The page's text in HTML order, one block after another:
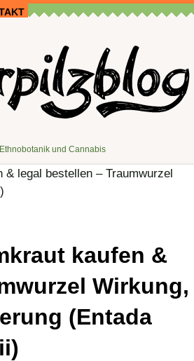
und Cannabis
legal bestellen – Traumwurzel
kaufen &
Wirkung,
(Entada